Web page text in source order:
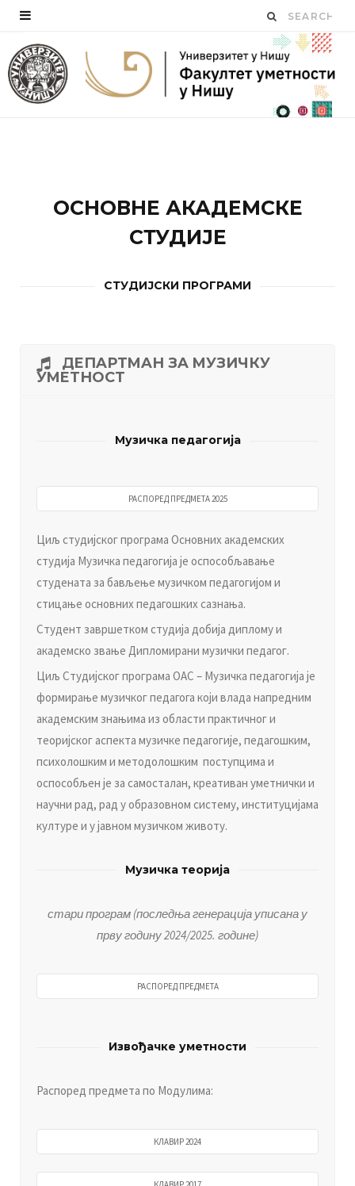
ОСНОВНЕ АКАДЕМСКЕ
СТУДИЈЕ
СТУДИЈСКИ ПРОГРАМИ
ДEПAРTMAН ЗA MУЗИЧКУ
УMETНOСT
Музичка педагогија
РАСПОРЕД ПРЕДМЕТА 2025
Циљ студијског програма Основних академских
студија Музичка педагогија је оспособљавање
студената за бављење музичком педагогијом и
стицање основних педагошких сазнања.
Студент завршетком студија добија диплому и
академско звање Дипломирани музички педагог.
Циљ Студијског програма ОАС – Музичка педагогија је
формирање музичког педагога који влада напредним
академским знањима из области практичног и
теоријског аспекта музичке педагогије, педагошким,
психолошким и методолошким поступцима и
оспособљен је за самосталан, креативан уметнички и
научни рад, рад у образовном систему, институцијама
културе и у јавном музичком животу.
Музичка теорија
стари програм (последња генерација уписана у
прву годину 2024/2025. године)
РАСПОРЕД ПРЕДМЕТА
Извoђaчкe умeтнoсти
Распоред предмета по Модулима:
КЛАВИР 2024